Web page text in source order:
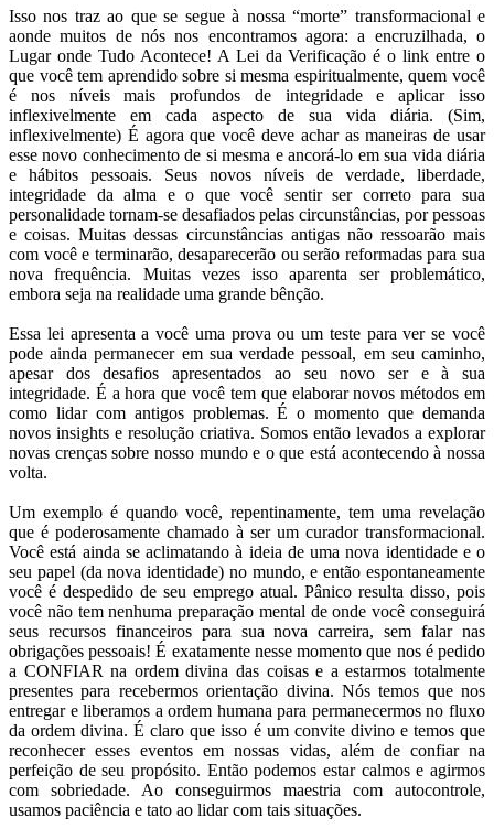
Isso nos traz ao que se segue à nossa “morte” transformacional e
aonde muitos de nós nos encontramos agora: a encruzilhada, o
Lugar onde Tudo Acontece! A Lei da Verificação é o link entre o
que você tem aprendido sobre si mesma espiritualmente, quem você
é nos níveis mais profundos de integridade e aplicar isso
inflexivelmente em cada aspecto de sua vida diária. (Sim,
inflexivelmente) É agora que você deve achar as maneiras de usar
esse novo conhecimento de si mesma e ancorá-lo em sua vida diária
e hábitos pessoais. Seus novos níveis de verdade, liberdade,
integridade da alma e o que você sentir ser correto para sua
personalidade tornam-se desafiados pelas circunstâncias, por pessoas
e coisas. Muitas dessas circunstâncias antigas não ressoarão mais
com você e terminarão, desaparecerão ou serão reformadas para sua
nova frequência. Muitas vezes isso aparenta ser problemático,
embora seja na realidade uma grande bênção.
Essa lei apresenta a você uma prova ou um teste para ver se você
pode ainda permanecer em sua verdade pessoal, em seu caminho,
apesar dos desafios apresentados ao seu novo ser e à sua
integridade. É a hora que você tem que elaborar novos métodos em
como lidar com antigos problemas. É o momento que demanda
novos insights e resolução criativa. Somos então levados a explorar
novas crenças sobre nosso mundo e o que está acontecendo à nossa
volta.
Um exemplo é quando você, repentinamente, tem uma revelação
que é poderosamente chamado à ser um curador transformacional.
Você está ainda se aclimatando à ideia de uma nova identidade e o
seu papel (da nova identidade) no mundo, e então espontaneamente
você é despedido de seu emprego atual. Pânico resulta disso, pois
você não tem nenhuma preparação mental de onde você conseguirá
seus recursos financeiros para sua nova carreira, sem falar nas
obrigações pessoais! É exatamente nesse momento que nos é pedido
a CONFIAR na ordem divina das coisas e a estarmos totalmente
presentes para recebermos orientação divina. Nós temos que nos
entregar e liberamos a ordem humana para permanecermos no fluxo
da ordem divina. É claro que isso é um convite divino e temos que
reconhecer esses eventos em nossas vidas, além de confiar na
perfeição de seu propósito. Então podemos estar calmos e agirmos
com sobriedade. Ao conseguirmos maestria com autocontrole,
usamos paciência e tato ao lidar com tais situações.